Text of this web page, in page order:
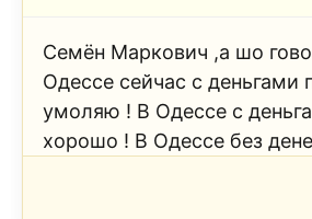
Семён Маркович ,а шо
Одессе сейчас с деньгами
умоляю ! В Одессе с
хорошо ! В Одессе без